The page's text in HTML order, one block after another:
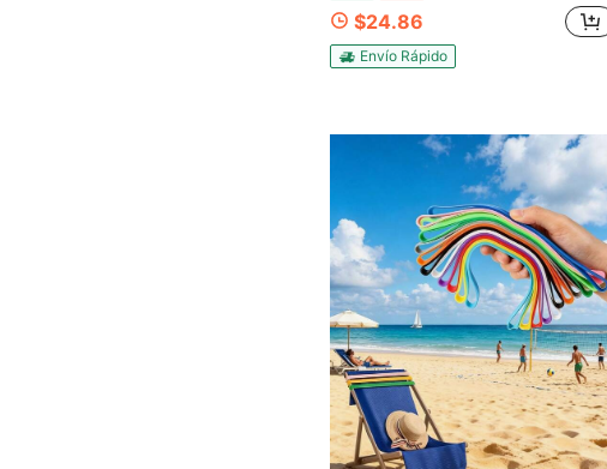
$24.86
Envío Rápido